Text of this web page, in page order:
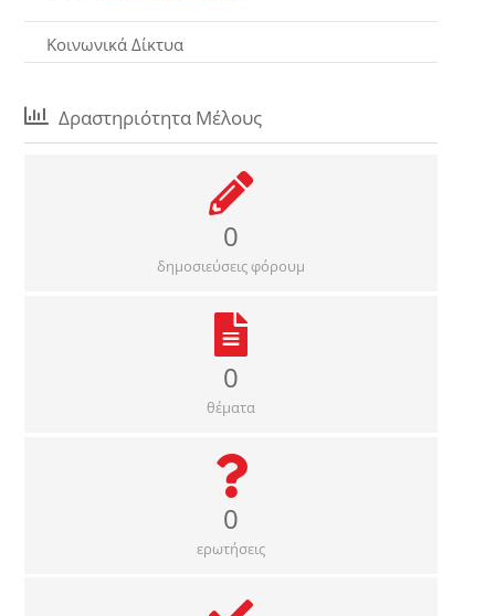
Κοινωνικά Δίκτυα
Δραστηριότητα Μέλους
0
δημοσιεύσεις φόρουμ
0
θέματα
0
ερωτήσεις